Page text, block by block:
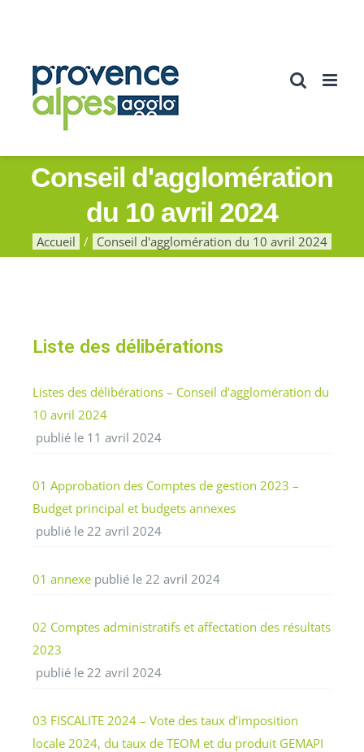
Conseil d'agglomération
du 10 avril 2024
Accueil Conseil d'agglomération du 10 avril 2024
Liste des délibérations
Listes des délibérations – Conseil d’agglomération du
10 avril 2024
publié le 11 avril 2024
01 Approbation des Comptes de gestion 2023 –
Budget principal et budgets annexes
publié le 22 avril 2024
01 annexe publié le 22 avril 2024
02 Comptes administratifs et affectation des résultats
2023
publié le 22 avril 2024
03 FISCALITE 2024 – Vote des taux d’imposition
locale 2024, du taux de TEOM et du produit GEMAPI